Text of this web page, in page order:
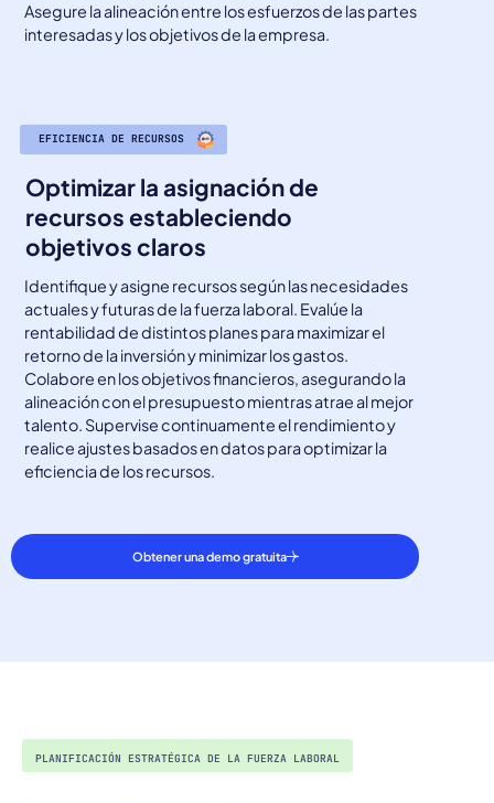
Asegure la alineación entre los esfuerzos de las partes
interesadas y los objetivos de la empresa.
EFICIENCIA DE RECURSOS
Optimizar la asignación de
recursos estableciendo
objetivos claros
Identifique y asigne recursos según las necesidades
actuales y futuras de la fuerza laboral. Evalúe la
rentabilidad de distintos planes para maximizar el
retorno de la inversión y minimizar los gastos.
Colabore en los objetivos financieros, asegurando la
alineación con el presupuesto mientras atrae al mejor
talento. Supervise continuamente el rendimiento y
realice ajustes basados en datos para optimizar la
eficiencia de los recursos.
Obtener una demo gratuita
PLANIFICACIÓN ESTRATÉGICA DE LA FUERZA LABORAL